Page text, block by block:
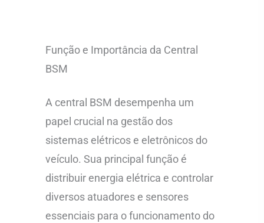
Função e Importância da Central
BSM
A central BSM desempenha um
papel crucial na gestão dos
sistemas elétricos e eletrônicos do
veículo. Sua principal função é
distribuir energia elétrica e controlar
diversos atuadores e sensores
essenciais para o funcionamento do